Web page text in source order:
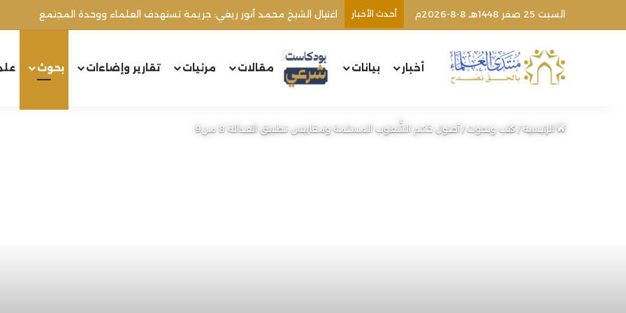
السبت 25 صفر 1448هـ 8-8-2026م أحدث الأخبار
أخبار بيانات مقالات مرئيات تقارير وإضاءات بحوث
الرئيسية/كتب وبحوث/أصول حُكم الشُّعوب المسلمة ومقاييس تطبيق العدالة 8 من9